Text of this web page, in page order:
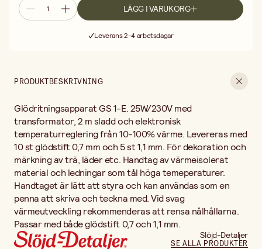
LÄGG I VARUKORG
Leverans 2-4 arbetsdagar
PRODUKTBESKRIVNING
Glödritningsapparat GS 1-E. 25W/230V med
transformator, 2 m sladd och elektronisk
temperaturreglering från 10-100% värme. Levereras med
10 st glödstift 0,7 mm och 5 st 1,1 mm. För dekoration och
märkning av trä, läder etc. Handtag av värmeisolerat
material och ledningar som tål höga temeperaturer.
Handtaget är lätt att styra och kan användas som en
penna att skriva och teckna med. Vid svag
värmeutveckling rekommenderas att rensa nålhållarna.
Passar med både glödstift 0,7 och 1,1 mm.
Slöjd-Detaljer
SE ALLA PRODUKTER